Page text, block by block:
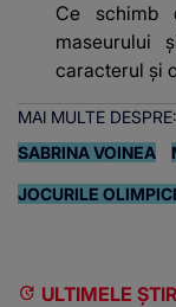
Ce
maseurului
caracterul și
MAI MULTE DESPRE:
SABRINA VOINEA
JOCURILE
ULTIMELE